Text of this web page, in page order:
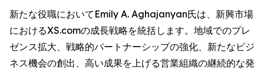
新たな役職においてEmily A. Aghajanyan氏は、新興市場
におけるXS.comの成長戦略を統括します。地域でのプレ
ゼンス拡大、戦略的パートナーシップの強化、新たなビジ
ネス機会の創出、高い成果を上げる営業組織の継続的な発